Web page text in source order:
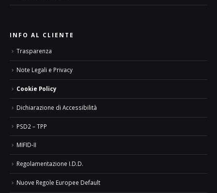
INFO AL CLIENTE
Trasparenza
Note Legali e Privacy
Cookie Policy
Dichiarazione di Accessibilità
PSD2 – TPP
MIFID-II
Regolamentazione I.D.D.
Nuove Regole Europee Default